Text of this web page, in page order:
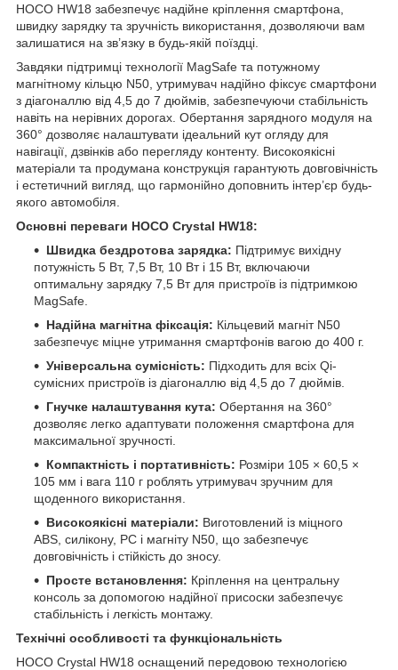
HOCO HW18 забезпечує надійне кріплення смартфона,
швидку зарядку та зручність використання, дозволяючи вам
залишатися на зв’язку в будь-якій поїздці.
Завдяки підтримці технології MagSafe та потужному
магнітному кільцю N50, утримувач надійно фіксує смартфони
з діагоналлю від 4,5 до 7 дюймів, забезпечуючи стабільність
навіть на нерівних дорогах. Обертання зарядного модуля на
360° дозволяє налаштувати ідеальний кут огляду для
навігації, дзвінків або перегляду контенту. Високоякісні
матеріали та продумана конструкція гарантують довговічність
і естетичний вигляд, що гармонійно доповнить інтер’єр будь-
якого автомобіля.
Основні переваги HOCO Crystal HW18:
Швидка бездротова зарядка: Підтримує вихідну
потужність 5 Вт, 7,5 Вт, 10 Вт і 15 Вт, включаючи
оптимальну зарядку 7,5 Вт для пристроїв із підтримкою
MagSafe.
Надійна магнітна фіксація: Кільцевий магніт N50
забезпечує міцне утримання смартфонів вагою до 400 г.
Універсальна сумісність: Підходить для всіх Qi-
сумісних пристроїв із діагоналлю від 4,5 до 7 дюймів.
Гнучке налаштування кута: Обертання на 360°
дозволяє легко адаптувати положення смартфона для
максимальної зручності.
Компактність і портативність: Розміри 105 × 60,5 ×
105 мм і вага 110 г роблять утримувач зручним для
щоденного використання.
Високоякісні матеріали: Виготовлений із міцного
ABS, силікону, PC і магніту N50, що забезпечує
довговічність і стійкість до зносу.
Просте встановлення: Кріплення на центральну
консоль за допомогою надійної присоски забезпечує
стабільність і легкість монтажу.
Технічні особливості та функціональність
HOCO Crystal HW18 оснащений передовою технологією